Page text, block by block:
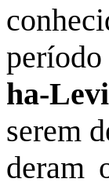
ha-Levi
serem
deram